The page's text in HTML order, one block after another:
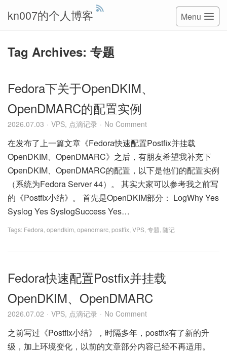
kn007的个人博客 Menu
Tag Archives: 专题
Fedora下关于OpenDKIM、
OpenDMARC的配置实例
2026.07.03 VPS, 点滴记录 No Comment
在发布了上一篇文章《Fedora快速配置Postfix并挂载
OpenDKIM、OpenDMARC》之后，有朋友希望我补充下
OpenDKIM、OpenDMARC的配置，以下是他们的配置实例
（系统为Fedora Server 44）。 其实大家可以参考我之前写
的《Postfix小结》。 首先是OpenDKIM部分： LogWhy Yes
Syslog Yes SyslogSuccess Yes…
Tags: Fedora opendkim opendmarc postfix VPS 专题 随记
Fedora快速配置Postfix并挂载
OpenDKIM、OpenDMARC
2026.07.02 VPS, 点滴记录 No Comment
之前写过《Postfix小结》，时隔多年，postfix有了新的升
级，加上环境变化，以前的文章部分内容已经不再适用。